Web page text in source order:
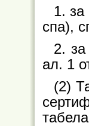
1. за
спа),
2.
ал. 1
(2)